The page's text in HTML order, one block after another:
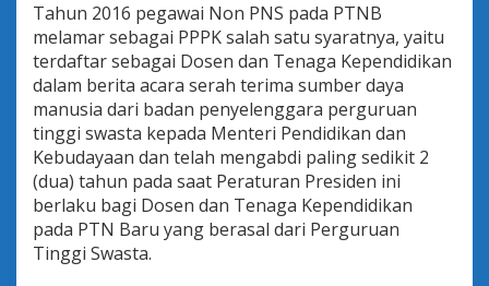
Tahun 2016 pegawai Non PNS pada PTNB
melamar sebagai PPPK salah satu syaratnya, yaitu
terdaftar sebagai Dosen dan Tenaga Kependidikan
dalam berita acara serah terima sumber daya
manusia dari badan penyelenggara perguruan
tinggi swasta kepada Menteri Pendidikan dan
Kebudayaan dan telah mengabdi paling sedikit 2
(dua) tahun pada saat Peraturan Presiden ini
berlaku bagi Dosen dan Tenaga Kependidikan
pada PTN Baru yang berasal dari Perguruan
Tinggi Swasta.